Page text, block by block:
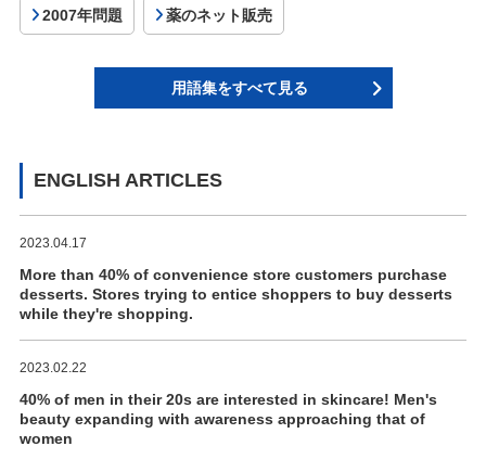
2007年問題 薬のネット販売
用語集をすべて見る
ENGLISH ARTICLES
2023.04.17
More than 40% of convenience store customers purchase
desserts. Stores trying to entice shoppers to buy desserts
while they're shopping.
2023.02.22
40% of men in their 20s are interested in skincare! Men's
beauty expanding with awareness approaching that of
women